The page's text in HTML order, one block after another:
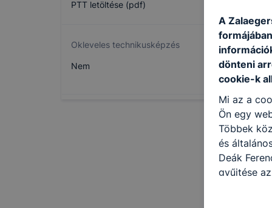
PTT letöltése (pdf)
Okleveles technikusképzés
Nem
A
dönteni
cookie-k
Mi az a
Ön egy
Többek
és
Deák
gyűjtése
így